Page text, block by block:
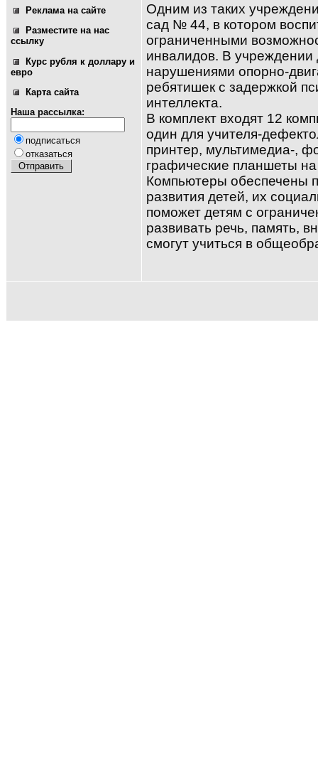
Реклама на сайте
Разместите на нас
ссылку
Курс рубля к доллару и
евро
Карта сайта
Наша рассылка:
подписаться
отказаться
Одним из таких
сад № 44, в котором
ограниченными
инвалидов. В учреждении
нарушениями опорно-
ребятишек с задержкой
интеллекта.
В комплект входят 12
один для учи­теля-
принтер, мультимедиа-,
графические планшеты
Компьютеры обеспечены
развития детей, их
поможет детям с
развивать речь, память,
смогут учиться в